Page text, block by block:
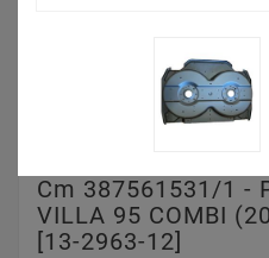
Cm 387561531/1 -
VILLA 95 COMBI
[13-2963-12]